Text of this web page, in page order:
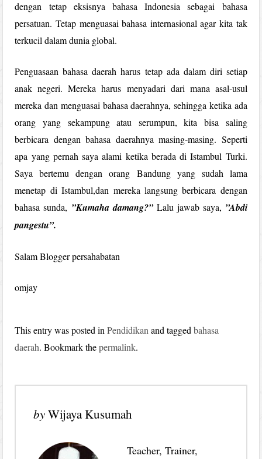
dengan tetap eksisnya bahasa Indonesia sebagai bahasa
persatuan. Tetap menguasai bahasa internasional agar kita tak
terkucil dalam dunia global.
Penguasaan bahasa daerah harus tetap ada dalam diri setiap
anak negeri. Mereka harus menyadari dari mana asal-usul
mereka dan menguasai bahasa daerahnya, sehingga ketika ada
orang yang sekampung atau serumpun, kita bisa saling
berbicara dengan bahasa daerahnya masing-masing. Seperti
apa yang pernah saya alami ketika berada di Istambul Turki.
Saya bertemu dengan orang Bandung yang sudah lama
menetap di Istambul,dan mereka langsung berbicara dengan
bahasa sunda, ”Kumaha damang?” Lalu jawab saya, ”Abdi
pangestu”.
Salam Blogger persahabatan
omjay
This entry was posted inPendidikan and taggedbahasa
daerah. Bookmark thepermalink.
byWijaya Kusumah
Teacher, Trainer,